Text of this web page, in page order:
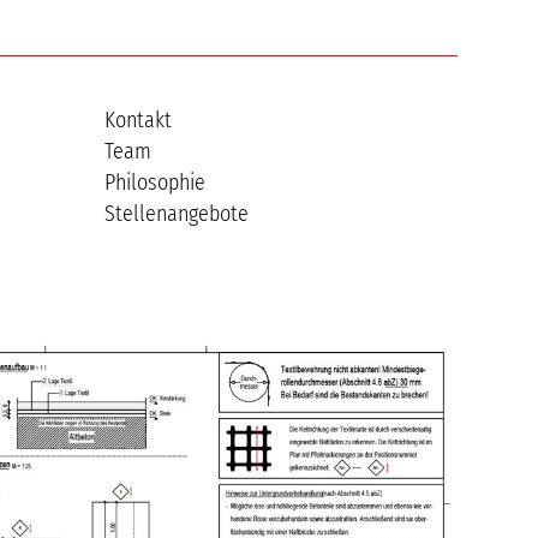
Kontakt
Team
Philosophie
Stellenangebote